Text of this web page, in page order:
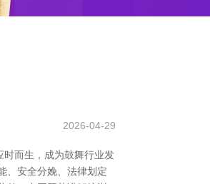
2026-04-29
时而生，成为鼓舞行业发
、安全分娩、法律划定